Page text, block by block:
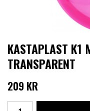
KASTAPLAST K1
TRANSPARENT
209 KR